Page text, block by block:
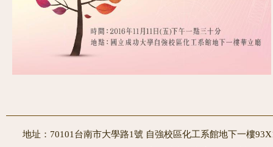
地址：70101台南市大學路1號 自強校區化工系館地下一樓